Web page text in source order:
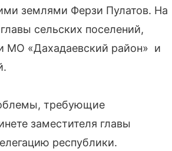
землями Ферзи Пулатов. На
сельских поселений,
МО «Дахадаевский район» и
требующие
заместителя главы
республики.